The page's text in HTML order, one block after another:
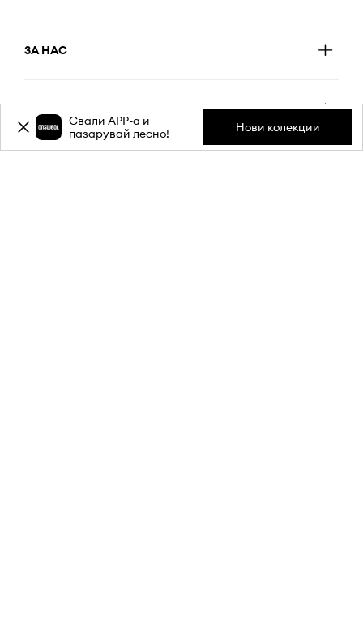
ЗА НАС
ИНФОРМАЦИЯ
Свали APP-a и
пазарувай лесно!
Нови колекции